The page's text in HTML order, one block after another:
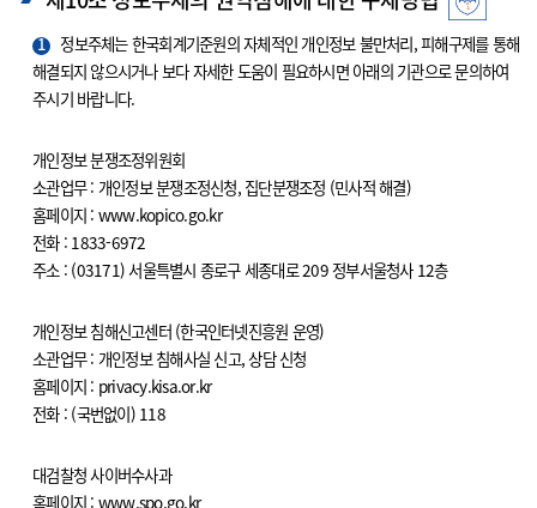
1
정보주체는 한국회계기준원의 자체적인 개인정보 불만처리, 피해구제를 통해
해결되지 않으시거나 보다 자세한 도움이 필요하시면 아래의 기관으로 문의하여
주시기 바랍니다.
개인정보 분쟁조정위원회
소관업무 : 개인정보 분쟁조정신청, 집단분쟁조정 (민사적 해결)
홈페이지 : www.kopico.go.kr
전화 : 1833-6972
주소 : (03171) 서울특별시 종로구 세종대로 209 정부서울청사 12층
개인정보 침해신고센터 (한국인터넷진흥원 운영)
소관업무 : 개인정보 침해사실 신고, 상담 신청
홈페이지 : privacy.kisa.or.kr
전화 : (국번없이) 118
대검찰청 사이버수사과
홈페이지 : www.spo.go.kr